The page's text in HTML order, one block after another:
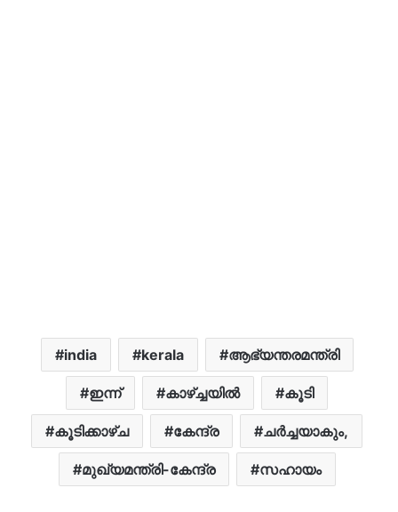
india kerala ആഭ്യന്തരമന്ത്രി
ഇന്ന് കാഴ്ച്ചയിൽ കൂടി
കൂടിക്കാഴ്ച കേന്ദ്ര ചർച്ചയാകും,
മുഖ്യമന്ത്രി-കേന്ദ്ര സഹായം